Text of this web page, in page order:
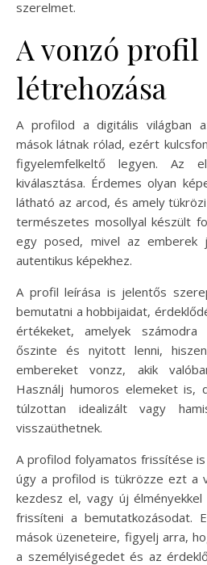
szerelmet.
A vonzó profil
létrehozása
A profilod a digitális világban
mások látnak rólad, ezért
figyelemfelkeltő legyen. Az
kiválasztása. Érdemes olyan
látható az arcod, és amely
természetes mosollyal készült
egy posed, mivel az emberek
autentikus képekhez.
A profil leírása is jelentős
bemutatni a hobbijaidat,
értékeket, amelyek
őszinte és nyitott lenni,
embereket vonzz, akik
Használj humoros elemeket is,
túlzottan idealizált vagy
visszaüthetnek.
A profilod folyamatos frissítése
úgy a profilod is tükrözze ezt a
kezdesz el, vagy új
frissíteni a bemutatkozásodat.
mások üzeneteire, figyelj arra,
a személyiségedet és az